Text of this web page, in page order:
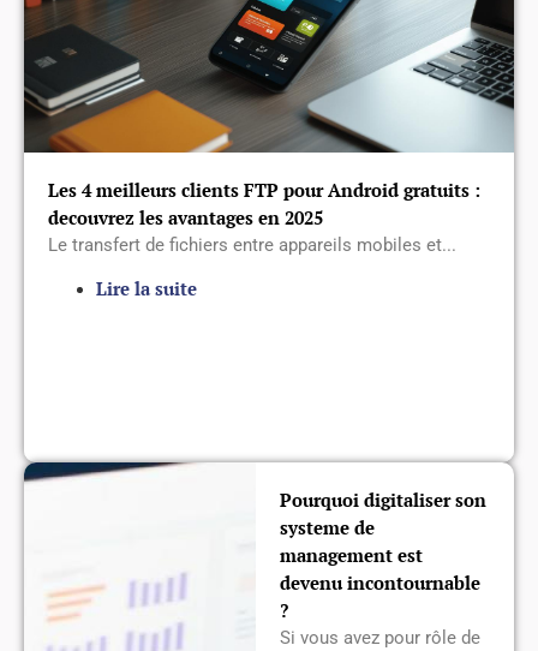
Les 4 meilleurs clients FTP pour Android gratuits :
decouvrez les avantages en 2025
Le transfert de fichiers entre appareils mobiles et...
Lire la suite
Pourquoi digitaliser son
systeme de
management est
devenu incontournable
?
Si vous avez pour rôle de